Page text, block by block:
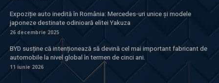
Expoziție auto inedită în România: Mercedes-uri unice și modele
japoneze destinate odinioară elitei Yakuza
26 decembrie 2025
BYD susține că intenționează să devină cel mai important fabricant de
automobile la nivel global în termen de cinci ani.
11 iunie 2026